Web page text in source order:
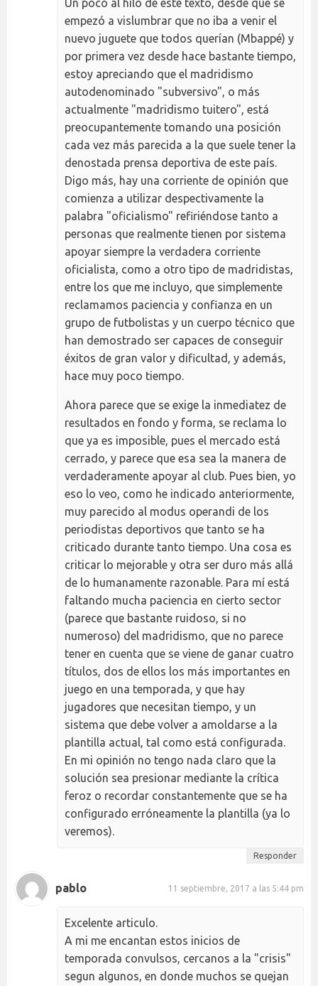
Un poco al hilo de este texto, desde que se
empezó a vislumbrar que no iba a venir el
nuevo juguete que todos querían (Mbappé) y
por primera vez desde hace bastante tiempo,
estoy apreciando que el madridismo
autodenominado "subversivo", o más
actualmente "madridismo tuitero", está
preocupantemente tomando una posición
cada vez más parecida a la que suele tener la
denostada prensa deportiva de este país.
Digo más, hay una corriente de opinión que
comienza a utilizar despectivamente la
palabra "oficialismo" refiriéndose tanto a
personas que realmente tienen por sistema
apoyar siempre la verdadera corriente
oficialista, como a otro tipo de madridistas,
entre los que me incluyo, que simplemente
reclamamos paciencia y confianza en un
grupo de futbolistas y un cuerpo técnico que
han demostrado ser capaces de conseguir
éxitos de gran valor y dificultad, y además,
hace muy poco tiempo.
Ahora parece que se exige la inmediatez de
resultados en fondo y forma, se reclama lo
que ya es imposible, pues el mercado está
cerrado, y parece que esa sea la manera de
verdaderamente apoyar al club. Pues bien, yo
eso lo veo, como he indicado anteriormente,
muy parecido al modus operandi de los
periodistas deportivos que tanto se ha
criticado durante tanto tiempo. Una cosa es
criticar lo mejorable y otra ser duro más allá
de lo humanamente razonable. Para mí está
faltando mucha paciencia en cierto sector
(parece que bastante ruidoso, si no
numeroso) del madridismo, que no parece
tener en cuenta que se viene de ganar cuatro
títulos, dos de ellos los más importantes en
juego en una temporada, y que hay
jugadores que necesitan tiempo, y un
sistema que debe volver a amoldarse a la
plantilla actual, tal como está configurada.
En mi opinión no tengo nada claro que la
solución sea presionar mediante la crítica
feroz o recordar constantemente que se ha
configurado erróneamente la plantilla (ya lo
veremos).
Responder
pablo 11 septiembre, 2017 a las 5:44 pm
Excelente articulo.
A mi me encantan estos inicios de
temporada convulsos, cercanos a la "crisis"
segun algunos, en donde muchos se quejan